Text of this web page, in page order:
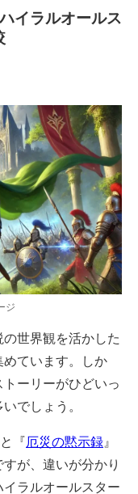
イラルオールス
ジ
世界観を活かした
ています。しか
ーリーがひどいっ
でしょう。
『厄災の黙示録 』
が、違いが分かり
ラルオールスター